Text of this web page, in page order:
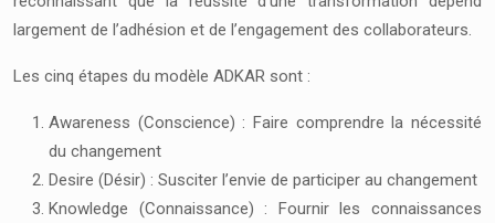
largement de l’adhésion et de l’engagement des collaborateurs.
Les cinq étapes du modèle ADKAR sont :
Awareness (Conscience) : Faire comprendre la nécessité
du changement
Desire (Désir) : Susciter l’envie de participer au changement
Knowledge (Connaissance) : Fournir les connaissances